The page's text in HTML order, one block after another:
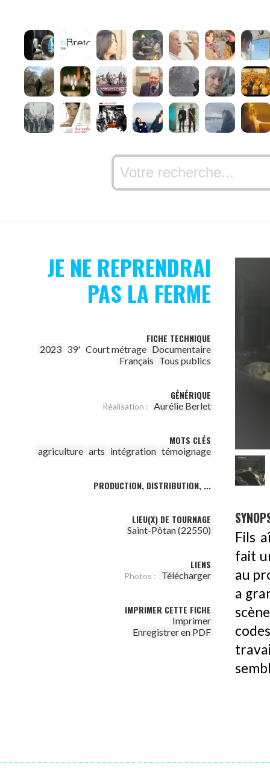
JE NE REPRENDRAI
PAS LA FERME
FICHE TECHNIQUE
2023 39' Court métrage Documentaire
Français Tous publics
GÉNÉRIQUE
Réalisation : Aurélie Berlet
MOTS CLÉS
agriculture arts intégration témoignage
PRODUCTION, DISTRIBUTION, ...
LIEU(X) DE TOURNAGE
Saint-Pôtan (22550)
LIENS
Photos : Télécharger
IMPRIMER CETTE FICHE
Imprimer
Enregistrer en PDF
Fils
fait
au
a